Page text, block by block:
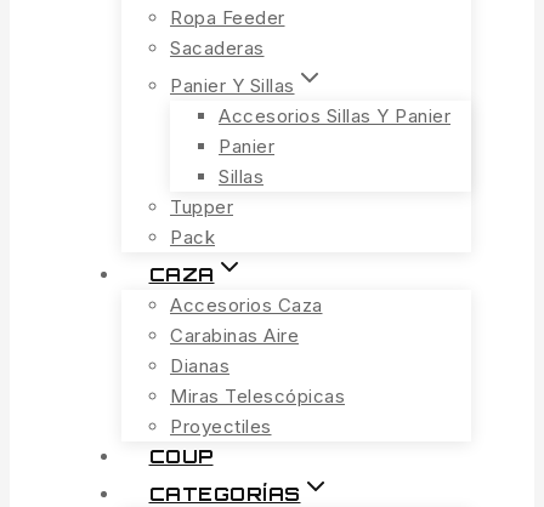
Ropa Feeder
Sacaderas
Panier Y Sillas
Accesorios Sillas Y Panier
Panier
Sillas
Tupper
Pack
CAZA
Accesorios Caza
Carabinas Aire
Dianas
Miras Telescópicas
Proyectiles
COUP
CATEGORÍAS